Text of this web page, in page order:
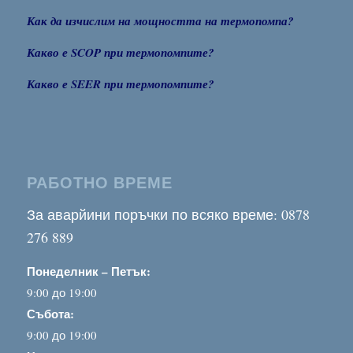
Как да изчислим на мощността на термопомпа?
Какво е SCOP при термопомпите?
Какво е SEER при термопомпите?
РАБОТНО ВРЕМЕ
За аварйини поръчки по всяко време: 0878
276 889
Понеделник – Петък:
9:00 до 19:00
Събота:
9:00 до 19:00